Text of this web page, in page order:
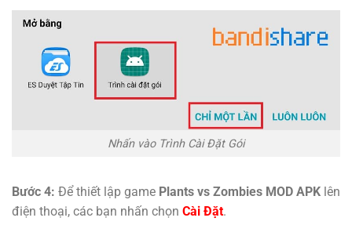
Nhấn vào Trình Cài Đặt Gói
Bước 4: Để thiết lập game Plants vs Zombies MOD APK lên
điện thoại, các bạn nhấn chọn Cài Đặt.